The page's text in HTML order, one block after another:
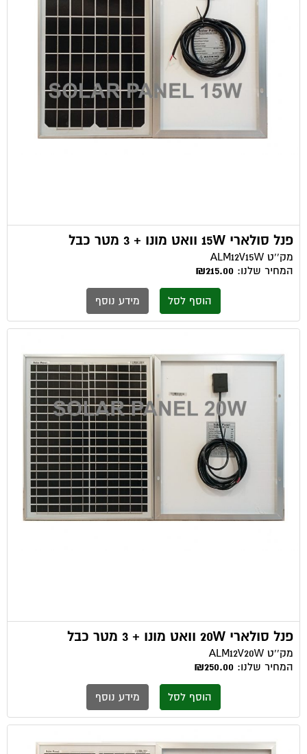
פנל סולארי 15W וואט מונו + 3 מטר כבל
מק''ט ALM12V15W
המחיר שלנו: ₪215.00
הוסף לסל מידע נוסף
פנל סולארי 20W וואט מונו + 3 מטר כבל
מק''ט ALM12V20W
המחיר שלנו: ₪250.00
הוסף לסל מידע נוסף